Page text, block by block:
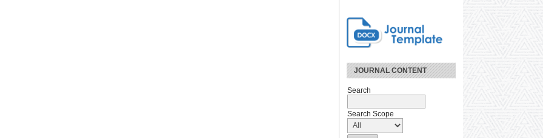
JOURNAL CONTENT
Search
Search Scope